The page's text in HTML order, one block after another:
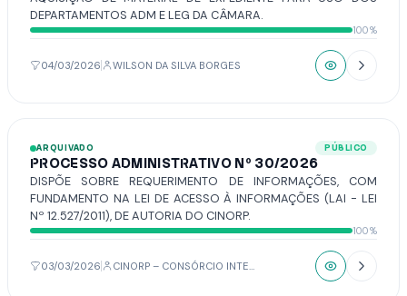
DEPARTAMENTOS ADM E LEG DA CÂMARA.
100%
04/03/2026 WILSON DA SILVA BORGES
ARQUIVADO PÚBLICO
PROCESSO ADMINISTRATIVO Nº 30/2026
DISPÕE SOBRE REQUERIMENTO DE INFORMAÇÕES, COM
FUNDAMENTO NA LEI DE ACESSO À INFORMAÇÕES (LAI - LEI
Nº 12.527/2011), DE AUTORIA DO CINORP.
100%
03/03/2026 CINORP – CONSÓRCIO INTERMUNICIPAL DO NOROESTE PAULISTA